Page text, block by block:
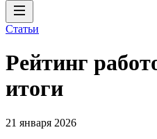
Статьи
Рейтинг
итоги
21 января 2026